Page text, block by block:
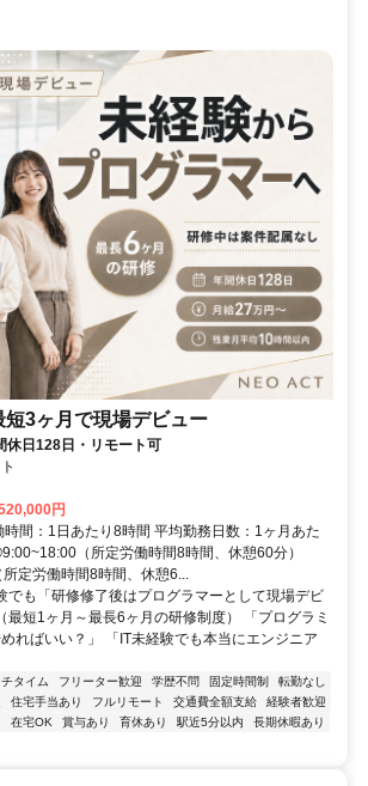
短3ヶ月で現場デビュー
休日128日・リモート可
円
間：1日あたり8時間 平均勤務日数：1ヶ月あた
（所定労働時間8時間、休憩60分）
定労働時間8時間、休憩6...
でも「研修修了後はプログラマーとして現場デビ
最短1ヶ月～最長6ヶ月の研修制度） 「プログラミ
ればいい？」 「IT未経験でも本当にエンジニア
タイム フリーター歓迎 学歴不問 固定時間制
転勤なし
住宅手当あり フルリモート 交通費全額支給
経験者歓迎
在宅OK 賞与あり 育休あり 駅近5分以内
長期休暇あり